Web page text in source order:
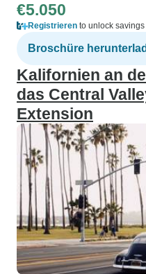
€5.050
Registrieren to unlock savings
Broschüre
Kalifornien an
das Central
Extension